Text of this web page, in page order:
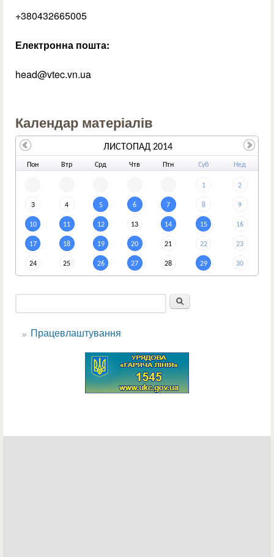
+380432665005
Електронна пошта:
head@vtec.vn.ua
Календар матеріалів
Пон Втр Срд Чтв Птн Суб Нед
1 2
3 4 5 6 7 8 9
10 11 12 13 14 15 16
17 18 19 20 21 22 23
24 25 26 27 28 29 30
ЛИСТОПАД 2014
Пошукова форма
Працевлаштування